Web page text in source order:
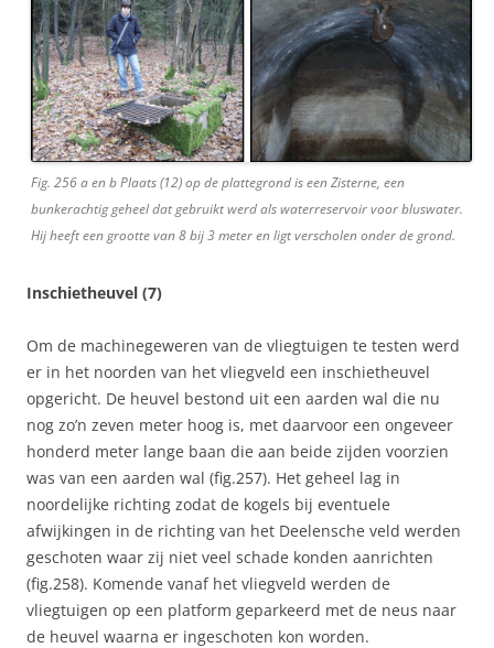
Fig. 256 a en b Plaats (12) op de plattegrond is een Zisterne, een
bunkerachtig geheel dat gebruikt werd als waterreservoir voor bluswater.
Hij heeft een grootte van 8 bij 3 meter en ligt verscholen onder de grond.
Inschietheuvel (7)
Om de machinegeweren van de vliegtuigen te testen werd
er in het noorden van het vliegveld een inschietheuvel
opgericht. De heuvel bestond uit een aarden wal die nu
nog zo’n zeven meter hoog is, met daarvoor een ongeveer
honderd meter lange baan die aan beide zijden voorzien
was van een aarden wal (fig.257). Het geheel lag in
noordelijke richting zodat de kogels bij eventuele
afwijkingen in de richting van het Deelensche veld werden
geschoten waar zij niet veel schade konden aanrichten
(fig.258). Komende vanaf het vliegveld werden de
vliegtuigen op een platform geparkeerd met de neus naar
de heuvel waarna er ingeschoten kon worden.